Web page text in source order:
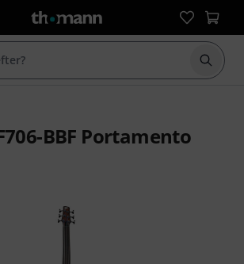
Börja
BBF Portamento
av 5 stjärnor från 2 kundbetyg